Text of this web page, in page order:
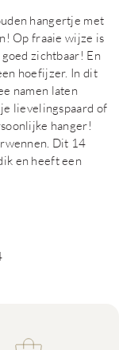
hangertje met
Op fraaie wijze is
zichtbaar! En
hoefijzer. In dit
namen laten
lievelingspaard of
hanger!
Dit 14
en heeft een